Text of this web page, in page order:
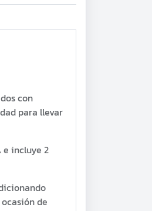
con
para llevar
e incluye 2
de